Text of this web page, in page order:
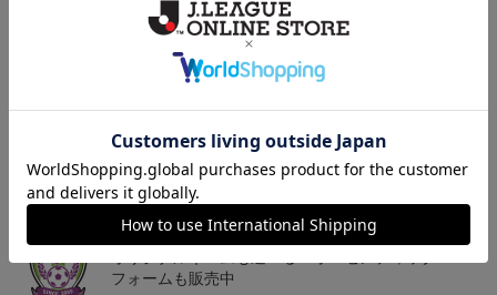
トピックス
藤枝
フォームも販売中